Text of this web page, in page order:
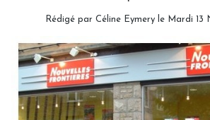
Rédigé par Céline Eymery le Mardi 13